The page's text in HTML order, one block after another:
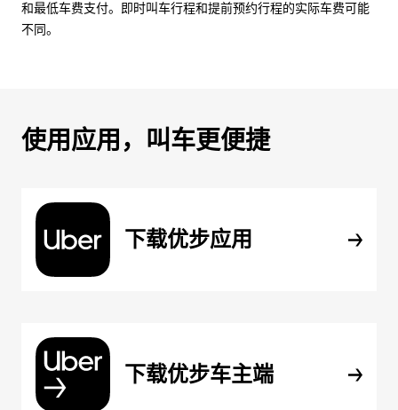
和最低车费支付。即时叫车行程和提前预约行程的实际车费可能
不同。
使用应用，叫车更便捷
下载优步应用
下载优步车主端